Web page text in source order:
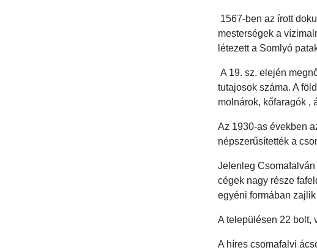
1567-ben az írott
mesterségek a
létezett a Somlyó
A 19. sz. elején
tutajosok száma. A
molnárok, kőfaragók ,
Az 1930-as években
népszerűsítették a
Jelenleg
cégek nagy része
egyéni formában
A településen 22 bolt,
A híres csomafalvi